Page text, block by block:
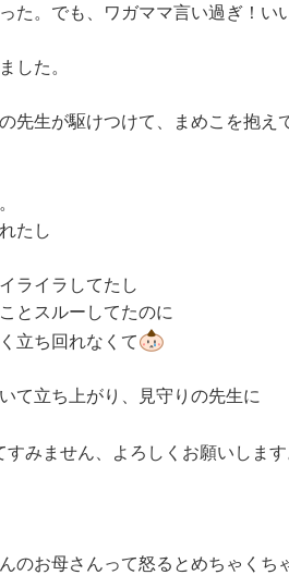
た。でも、ワガママ言い過ぎ！い
した。
先生が駆けつけて、まめこを抱え
たし
ライラしてたし
とスルーしてたのに
立ち回れなくて
て立ち上がり、見守りの先生に
すみません、よろしくお願いしま
のお母さんって怒るとめちゃくち